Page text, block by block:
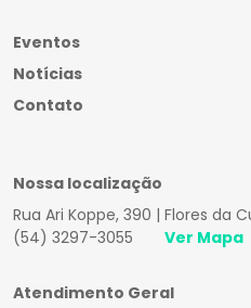
Eventos
Notícias
Contato
Nossa localização
Rua Ari Koppe, 390 | Flores da
(54) 3297-3055
Ver Mapa
Atendimento Geral